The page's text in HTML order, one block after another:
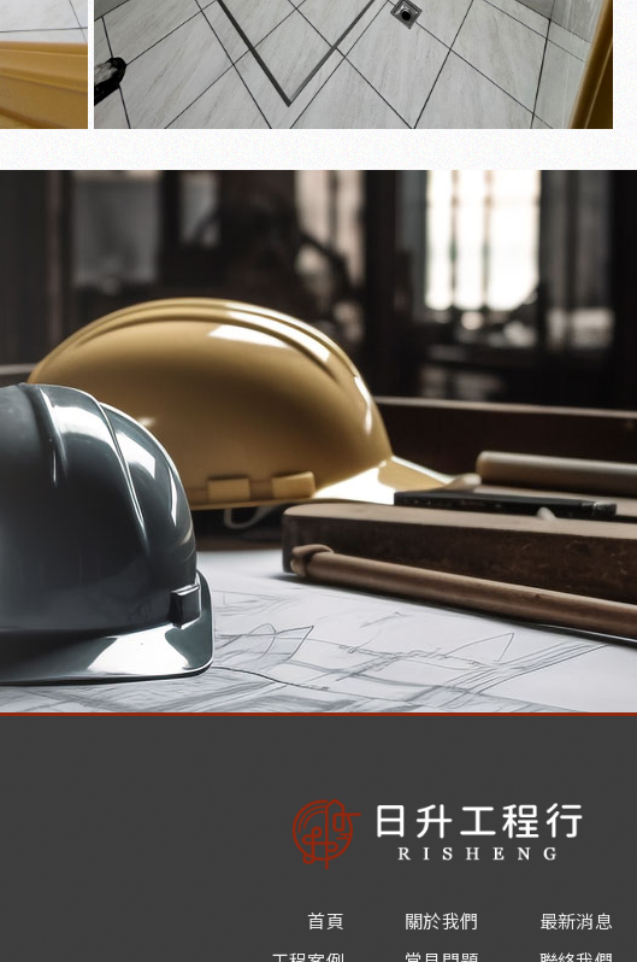
首頁 關於我們
最新消息